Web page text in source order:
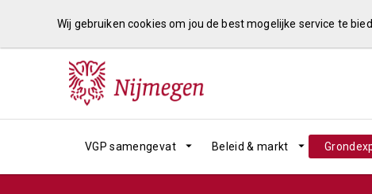
Wij gebruiken cookies om jou de best mogelijke service te
VGP samengevat Beleid & markt